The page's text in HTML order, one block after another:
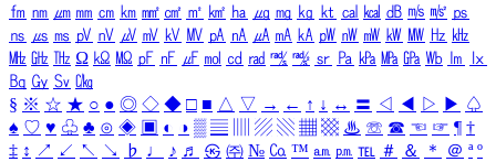
㎙ ㎚ ㎛ ㎜ ㎝ ㎞ ㎟ ㎠ ㎡ ㎢ ㏊ ㎍ ㎎ ㎏ ㏏ ㎈ ㎉ ㏈ ㎧ ㎨ ㎰
㎱ ㎲ ㎳ ㎴ ㎵ ㎶ ㎷ ㎸ ㎹ ㎀ ㎁ ㎂ ㎃ ㎄ ㎺ ㎻ ㎽ ㎾ ㎿ ㎐ ㎑
㎒ ㎓ ㎔ Ω ㏀ ㏁ ㎊ ㎋ ㎌ ㏖ ㏅ ㎭ ㎮ ㎯ ㏛ ㎩ ㎪ ㎫ ㎬ ㏝ ㏐
㏓
㏃ ㏉ ㏜ ㏆
§ ※ ☆ ★ ○ ● ◎ ◇ ◆ □ ■ △ ▽ → ← ↑ ↓ ↔ 〓 ◁ ◀ ▷ ▶ ♤
♠ ♡ ♥ ♧ ♣ ⊙ ◈ ▣ ◐ ◑ ▒ ▤ ▨ ▧ ▦ ▩ ♨ ☏ ☎ ☜ ☞ ¶ †
‡ ↕ ↗ ↙ ↖ ↘ ♭ ♩ ♪ ♬ ㉿ ㈜ № ㏇ ™ ㏂ ㏘ ℡ ＃ ＆ ＊ ＠ ª º